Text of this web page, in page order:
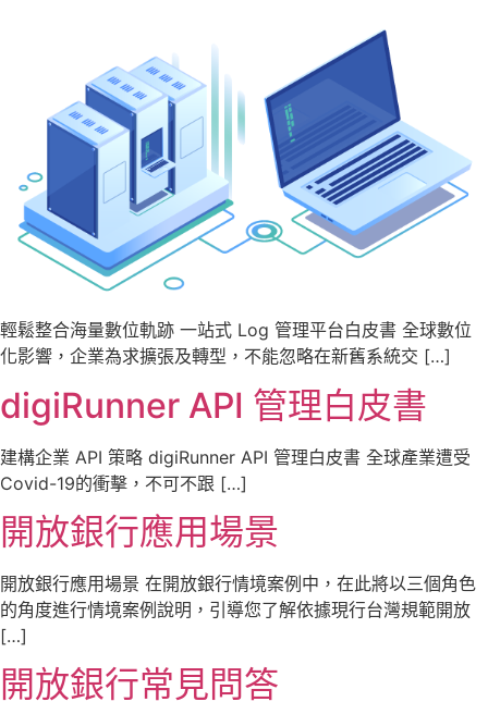
輕鬆整合海量數位軌跡 一站式 Log 管理平台白皮書 全球數位
化影響，企業為求擴張及轉型，不能忽略在新舊系統交 […]
digiRunner API 管理白皮書
建構企業 API 策略 digiRunner API 管理白皮書 全球產業遭受
Covid-19的衝擊，不可不跟 […]
開放銀行應用場景
開放銀行應用場景 在開放銀行情境案例中，在此將以三個角色
的角度進行情境案例說明，引導您了解依據現行台灣規範開放
[…]
開放銀行常見問答